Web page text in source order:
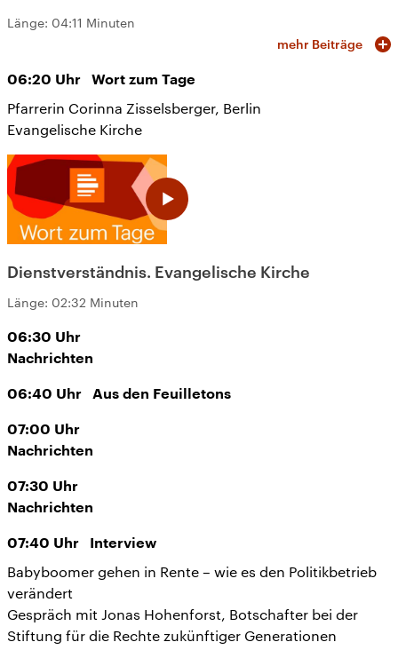
Länge: 04:11 Minuten
mehr Beiträge
06:20 Uhr Wort zum Tage
Pfarrerin Corinna Zisselsberger, Berlin
Evangelische Kirche
Dienstverständnis. Evangelische Kirche
Länge: 02:32 Minuten
06:30 Uhr
Nachrichten
06:40 Uhr Aus den Feuilletons
07:00 Uhr
Nachrichten
07:30 Uhr
Nachrichten
07:40 Uhr Interview
Babyboomer gehen in Rente – wie es den Politikbetrieb
verändert
Gespräch mit Jonas Hohenforst, Botschafter bei der
Stiftung für die Rechte zukünftiger Generationen